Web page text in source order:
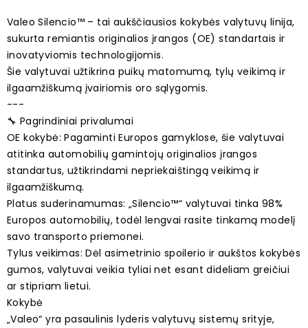
Valeo Silencio™ – tai aukščiausios kokybės valytuvų linija,
sukurta remiantis originalios įrangos (OE) standartais ir
inovatyviomis technologijomis.
Šie valytuvai užtikrina puikų matomumą, tylų veikimą ir
ilgaamžiškumą įvairiomis oro sąlygomis.
---
🔧 Pagrindiniai privalumai
OE kokybė: Pagaminti Europos gamyklose, šie valytuvai
atitinka automobilių gamintojų originalios įrangos
standartus, užtikrindami nepriekaištingą veikimą ir
ilgaamžiškumą.
Platus suderinamumas: „Silencio™“ valytuvai tinka 98%
Europos automobilių, todėl lengvai rasite tinkamą modelį
savo transporto priemonei.
Tylus veikimas: Dėl asimetrinio spoilerio ir aukštos kokybės
gumos, valytuvai veikia tyliai net esant dideliam greičiui
ar stipriam lietui.
Kokybė
„Valeo“ yra pasaulinis lyderis valytuvų sistemų srityje,